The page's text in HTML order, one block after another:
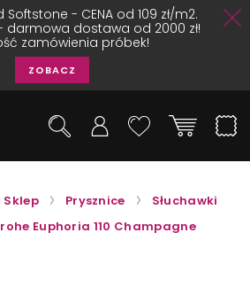
- CENA od 109 zł/m2.
darmowa dostawa od 2000 zł!
zamówienia próbek!
ZOBACZ
Sklep Prysznice
Słuchawki
Euphoria 110 Champagne